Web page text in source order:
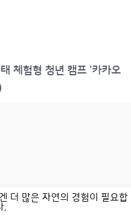
체험형 청년 캠프 '카카오
더 많은 자연의 경험이 필요합
.